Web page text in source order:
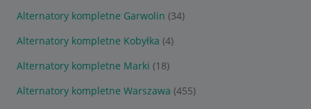
Alternatory kompletne Garwolin (34)
Alternatory kompletne Kobyłka (4)
Alternatory kompletne Marki (18)
Alternatory kompletne Warszawa (455)